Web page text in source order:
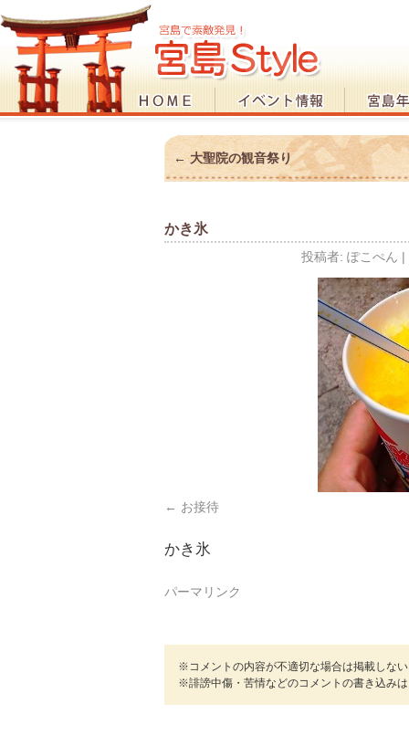
←大聖院の観音祭り
かき氷
投稿者: ぽこぺん |
お接待
かき氷
パーマリンク
※コメントの内容が不適切な場合は掲載しな
※誹謗中傷・苦情などのコメントの書き込み